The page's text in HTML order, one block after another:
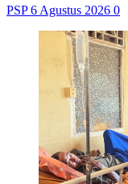
PSP6 Agustus 2026 0